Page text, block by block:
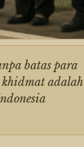
batas para
khidmat adalah